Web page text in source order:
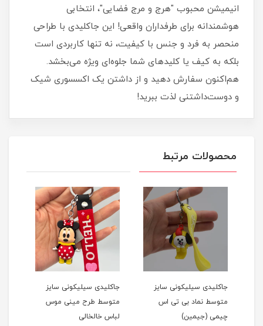
انیمیشن محبوب "هرج و مرج فضایی"، انتخابی
هوشمندانه برای طرفداران واقعی! این جاکلیدی با طراحی
منحصر به فرد و جنس با کیفیت، نه تنها کاربردی است
بلکه به کیف یا کلیدهای شما جلوه‌ای ویژه می‌بخشد.
هم‌اکنون سفارش دهید و از داشتن یک اکسسوری شیک
و دوست‌داشتنی لذت ببرید!
محصولات مرتبط
جاکلیدی سیلیکونی سایز
متوسط نماد بی تی اس
چیمی (جیمین)
جاکلیدی سیلیکونی سایز
متوسط طرح مینی موس
لباس خالخالی